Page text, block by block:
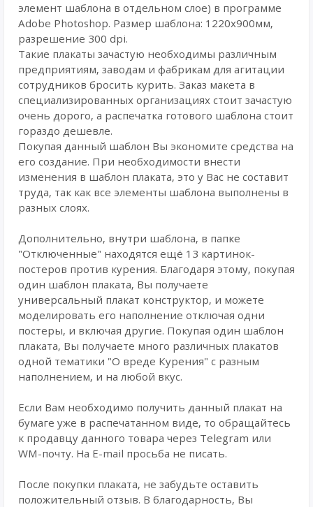
элемент шаблона в отдельном слое) в программе
Adobe Photoshop. Размер шаблона: 1220х900мм,
разрешение 300 dpi.
Такие плакаты зачастую необходимы различным
предприятиям, заводам и фабрикам для агитации
сотрудников бросить курить. Заказ макета в
специализированных организациях стоит зачастую
очень дорого, а распечатка готового шаблона стоит
гораздо дешевле.
Покупая данный шаблон Вы экономите средства на
его создание. При необходимости внести
изменения в шаблон плаката, это у Вас не составит
труда, так как все элементы шаблона выполнены в
разных слоях.
Дополнительно, внутри шаблона, в папке
"Отключенные" находятся ещё 13 картинок-
постеров против курения. Благодаря этому, покупая
один шаблон плаката, Вы получаете
универсальный плакат конструктор, и можете
моделировать его наполнение отключая одни
постеры, и включая другие. Покупая один шаблон
плаката, Вы получаете много различных плакатов
одной тематики "О вреде Курения" с разным
наполнением, и на любой вкус.
Если Вам необходимо получить данный плакат на
бумаге уже в распечатанном виде, то обращайтесь
к продавцу данного товара через Telegram или
WM-почту. На E-mail просьба не писать.
После покупки плаката, не забудьте оставить
положительный отзыв. В благодарность, Вы